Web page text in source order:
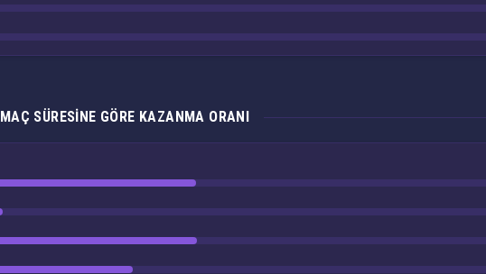
MAÇ SÜRESINE GÖRE KAZANMA ORANI